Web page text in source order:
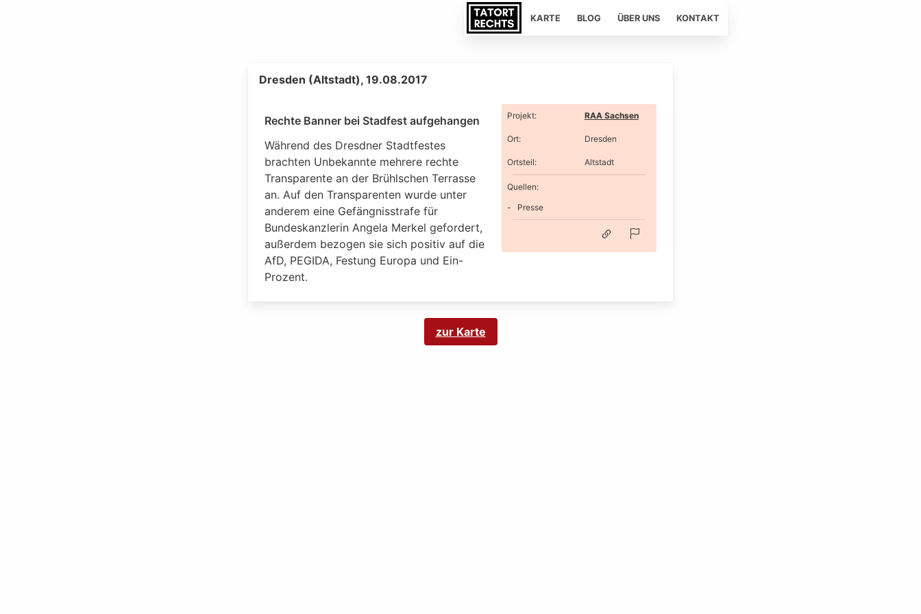
KARTE BLOG ÜBER UNS KONTAKT
Dresden (Altstadt), 19.08.2017
Rechte Banner bei Stadfest aufgehangen
Während des Dresdner Stadtfestes
brachten Unbekannte mehrere rechte
Transparente an der Brühlschen Terrasse
an. Auf den Transparenten wurde unter
anderem eine Gefängnisstrafe für
Bundeskanzlerin Angela Merkel gefordert,
außerdem bezogen sie sich positiv auf die
AfD, PEGIDA, Festung Europa und Ein-
Prozent.
Projekt: RAA Sachsen
Ort: Dresden
Ortsteil: Altstadt
Quellen:
Presse
zur Karte